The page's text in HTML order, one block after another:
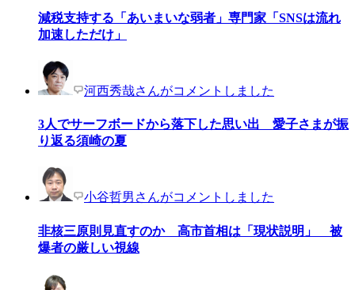
減税支持する「あいまいな弱者」専門家「SNSは流れ
加速しただけ」
河西秀哉さんがコメントしました
3人でサーフボードから落下した思い出 愛子さまが振
り返る須崎の夏
小谷哲男さんがコメントしました
非核三原則見直すのか 高市首相は「現状説明」 被
爆者の厳しい視線